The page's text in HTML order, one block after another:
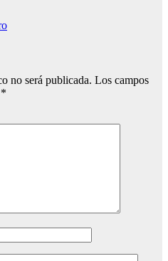
no será publicada. Los campos
*